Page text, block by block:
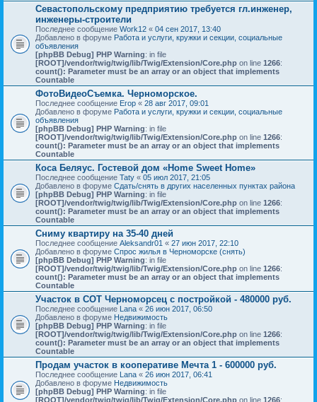
Севастопольскому предприятию требуется гл.инженер,
инженеры-строители
Последнее сообщение Work12 « 04 сен 2017, 13:40
Добавлено в форуме Работа и услуги, кружки и секции, социальные
объявления
[phpBB Debug] PHP Warning: in file
[ROOT]/vendor/twig/twig/lib/Twig/Extension/Core.php on line 1266:
count(): Parameter must be an array or an object that implements
Countable
ФотоВидеоСъемка. Черноморское.
Последнее сообщение Егор « 28 авг 2017, 09:01
Добавлено в форуме Работа и услуги, кружки и секции, социальные
объявления
[phpBB Debug] PHP Warning: in file
[ROOT]/vendor/twig/twig/lib/Twig/Extension/Core.php on line 1266:
count(): Parameter must be an array or an object that implements
Countable
Коса Беляус. Гостевой дом «Home Sweet Home»
Последнее сообщение Taty « 05 июл 2017, 21:05
Добавлено в форуме Сдать/снять в других населенных пунктах района
[phpBB Debug] PHP Warning: in file
[ROOT]/vendor/twig/twig/lib/Twig/Extension/Core.php on line 1266:
count(): Parameter must be an array or an object that implements
Countable
Сниму квартиру на 35-40 дней
Последнее сообщение Aleksandr01 « 27 июн 2017, 22:10
Добавлено в форуме Спрос жилья в Черноморске (снять)
[phpBB Debug] PHP Warning: in file
[ROOT]/vendor/twig/twig/lib/Twig/Extension/Core.php on line 1266:
count(): Parameter must be an array or an object that implements
Countable
Участок в СОТ Черноморсец с постройкой - 480000 руб.
Последнее сообщение Lana « 26 июн 2017, 06:50
Добавлено в форуме Недвижимость
[phpBB Debug] PHP Warning: in file
[ROOT]/vendor/twig/twig/lib/Twig/Extension/Core.php on line 1266:
count(): Parameter must be an array or an object that implements
Countable
Продам участок в кооперативе Мечта 1 - 600000 руб.
Последнее сообщение Lana « 26 июн 2017, 06:41
Добавлено в форуме Недвижимость
[phpBB Debug] PHP Warning: in file
[ROOT]/vendor/twig/twig/lib/Twig/Extension/Core.php on line 1266: